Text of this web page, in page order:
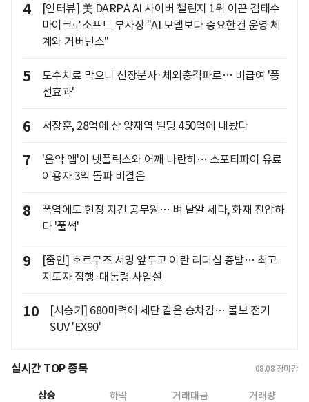
4
[인터뷰] 美 DARPA AI 사이버 챌린지 1위 이끈 김태수
마이크로소프트 부사장 "AI 모델보다 중요한건 운영 체
계와 거버넌스"
5
도수치료 막으니 신장분사·체외충격파로… 비급여 '풍
선효과'
6 서장훈, 28억에 산 양재역 빌딩 450억에 내놨다
7
'음악 앱'이 넷플릭스와 어깨 나란히… 스포티파이 유료
이용자 3억 돌파 비결은
8
폭염에도 현장 지킨 공무원… 벼 낱알 세다, 화재 진압하
다 '풀썩'
9
[줌인] 호르무즈 서명 앞두고 이란 리더십 증발… 최고
지도자 잠행·대통령 사임설
10
[시승기] 680마력에 세단 같은 승차감… 볼보 전기
SUV 'EX90'
실시간 TOP 종목 08.08 장마감
상승 하락 거래대금 거래량